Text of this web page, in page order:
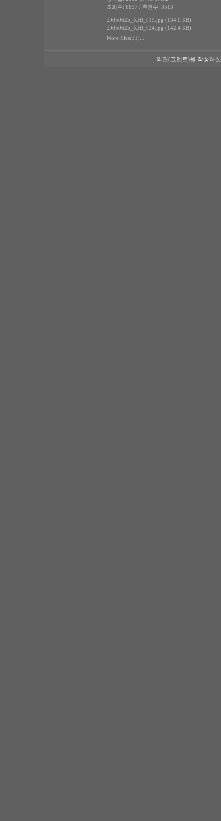
조회수: 6837 / 추천수: 3513
20050625_KHJ_019.jpg (134.0 KB)
20050625_KHJ_024.jpg (142.4 KB)
More files(11)...
의견(코멘트)을 작성하